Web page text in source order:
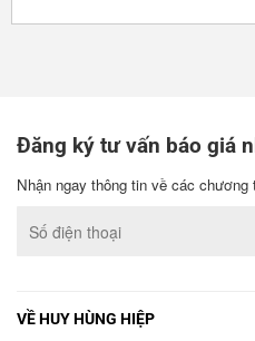
Đăng ký tư vấn báo giá
Nhận ngay thông tin về các chương
VỀ HUY HÙNG HIỆP